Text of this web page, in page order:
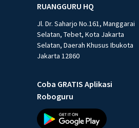
RUANGGURU HQ
Jl. Dr. Saharjo No.161, Manggarai
Selatan, Tebet, Kota Jakarta
Selatan, Daerah Khusus Ibukota
Jakarta 12860
Coba GRATIS Aplikasi
Roboguru